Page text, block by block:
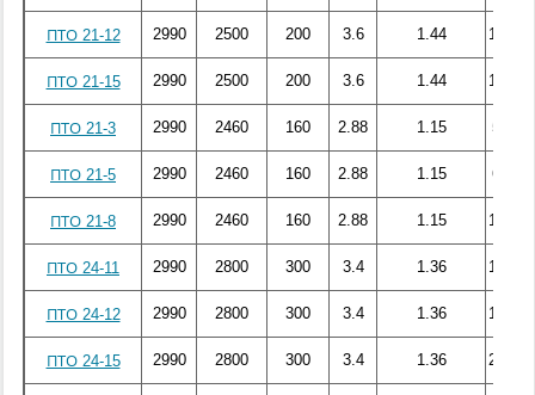
ПТО 21-12 2990 2500 200 3.6 1.44 141.32
ПТО 21-15 2990 2500 200 3.6 1.44 157.78
ПТО 21-3 2990 2460 160 2.88 1.15 59.01
ПТО 21-5 2990 2460 160 2.88 1.15 69.93
ПТО 21-8 2990 2460 160 2.88 1.15 106.71
ПТО 24-11 2990 2800 300 3.4 1.36 158.76
ПТО 24-12 2990 2800 300 3.4 1.36 183.56
ПТО 24-15 2990 2800 300 3.4 1.36 211.57